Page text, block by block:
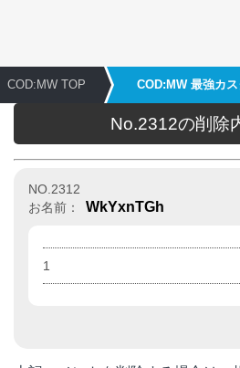
COD:MW TOP COD:MW 最強カス
No.2312の削除
NO.2312
お名前：
WkYxnTGh
1